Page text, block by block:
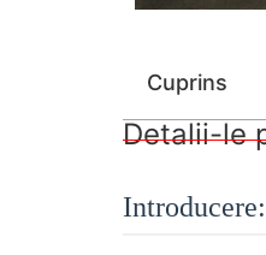
Cuprins
Detalii-le